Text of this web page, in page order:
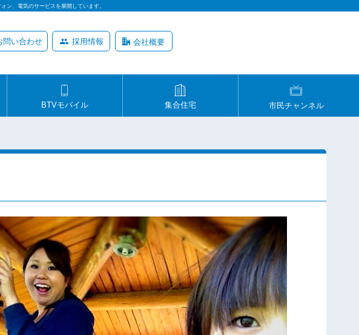
ン、電気のサービスを展開しています。
問い合わせ 採用情報 会社概要
BTVモバイル 集合住宅 市民チャンネル